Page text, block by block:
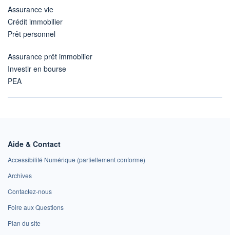
Assurance vie
Crédit immobilier
Prêt personnel
Assurance prêt immobilier
Investir en bourse
PEA
Aide & Contact
Accessibilité Numérique (partiellement conforme)
Archives
Contactez-nous
Foire aux Questions
Plan du site